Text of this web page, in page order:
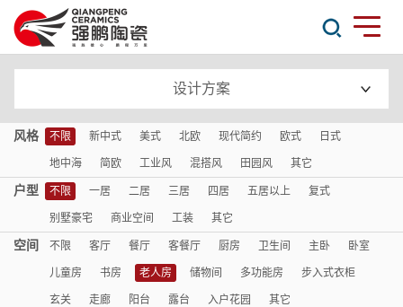
设计方案
风格 不限 新中式 美式 北欧 现代简约 欧式 日式
地中海 简欧 工业风 混搭风 田园风 其它
户型 不限 一居 二居 三居 四居 五居以上 复式
别墅豪宅 商业空间 工装 其它
空间 不限 客厅 餐厅 客餐厅 厨房 卫生间 主卧 卧室
儿童房 书房 老人房 储物间 多功能房 步入式衣柜
玄关 走廊 阳台 露台 入户花园 其它